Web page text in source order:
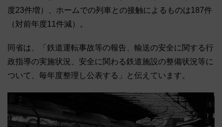
度23件増）、ホームでの列車との接触によるものは187件
（対前年度11件減）。
同省は、「鉄道運転事故等の報告、輸送の安全に関する行
政指導の実施状況、安全に関わる鉄道施設の整備状況等に
ついて、毎年度整理し公表する」と伝えています。